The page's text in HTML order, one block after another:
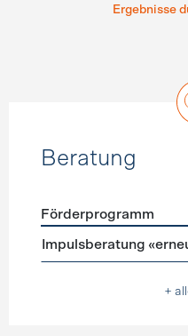
Ergebnisse
Beratung
Förderprogramme
Förderprogramm
Impulsberatung
+